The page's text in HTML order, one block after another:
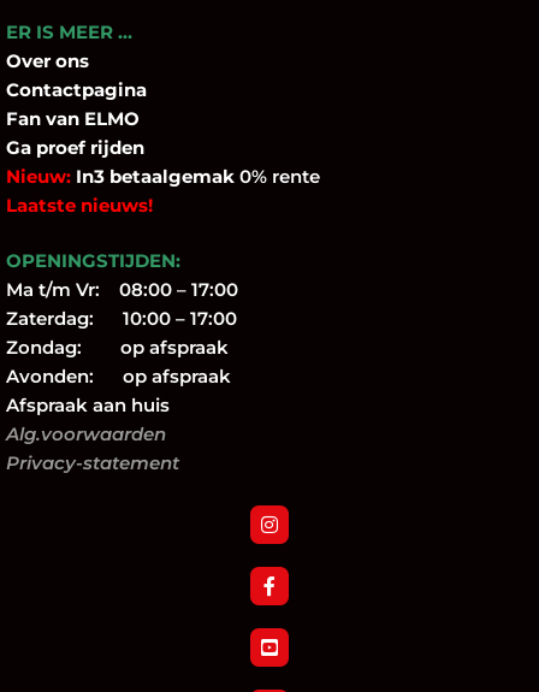
ER IS MEER …
Over ons
Contactpagina
Fan van ELMO
Ga proef rijden
Nieuw: In3 betaalgemak 0% rente
Laatste nieuws!
OPENINGSTIJDEN:
Ma t/m Vr: 08:00 – 17:00
Zaterdag: 10:00 – 17:00
Zondag: op afspraak
Avonden: op afspraak
Afspraak aan huis
Alg.voorwaarden
Privacy-statement